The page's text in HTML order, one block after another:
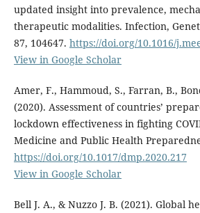
updated insight into prevalence,
therapeutic modalities. Infection,
87, 104647. https://doi.org/10.1016/
View in Google Scholar
Amer, F., Hammoud, S., Farran, B.,
(2020). Assessment of countries’
lockdown effectiveness in fighting
Medicine and Public Health
https://doi.org/10.1017/dmp.2020.217
View in Google Scholar
Bell J. A., & Nuzzo J. B. (2021). Global